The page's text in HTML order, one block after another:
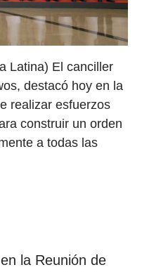
Latina) El canciller
destacó hoy en la
realizar esfuerzos
construir un orden
a todas las
la Reunión de